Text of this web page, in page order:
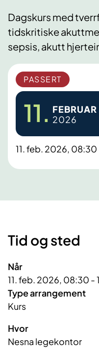
Dagskurs med
tidskritiske
sepsis, akutt
PASSERT
11. FEBRUAR
2026
11. feb. 2026, 08:30
Tid og sted
Når
11. feb. 2026, 08:30 -
Type arrangement
Kurs
Hvor
Nesna legekontor